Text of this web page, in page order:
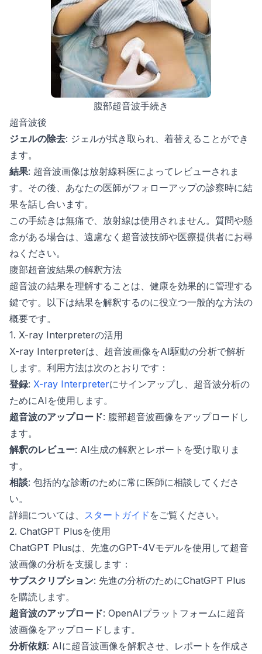
腹部超音波手続き
超音波後
ジェルの除去: ジェルが拭き取られ、着替えることができ
ます。
結果: 超音波画像は放射線科医によってレビューされま
す。その後、あなたの医師がフォローアップの診察時に結
果を話し合います。
この手続きは無痛で、放射線は使用されません。質問や懸
念がある場合は、遠慮なく超音波技師や医療提供者にお尋
ねください。
腹部超音波結果の解釈方法
超音波の結果を理解することは、健康を効果的に管理する
鍵です。以下は結果を解釈するのに役立つ一般的な方法の
概要です。
1. X-ray Interpreterの活用
X-ray Interpreterは、超音波画像をAI駆動の分析で解析
します。利用方法は次のとおりです：
登録: X-ray Interpreterにサインアップし、超音波分析の
ためにAIを使用します。
超音波のアップロード: 腹部超音波画像をアップロードし
ます。
解釈のレビュー: AI生成の解釈とレポートを受け取りま
す。
相談: 包括的な診断のために常に医師に相談してくださ
い。
詳細については、 スタートガイド をご覧ください。
2. ChatGPT Plusを使用
ChatGPT Plusは、先進のGPT-4Vモデルを使用して超音
波画像の分析を支援します：
サブスクリプション: 先進の分析のためにChatGPT Plus
を購読します。
超音波のアップロード: OpenAIプラットフォームに超音
波画像をアップロードします。
分析依頼: AIに超音波画像を解釈させ、レポートを作成さ